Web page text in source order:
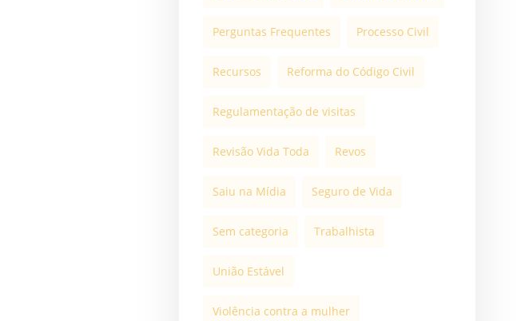
Perguntas Frequentes Processo Civil
Recursos Reforma do Código Civil
Regulamentação de visitas
Revisão Vida Toda Revos
Saiu na Mídia Seguro de Vida
Sem categoria Trabalhista
União Estável
Violência contra a mulher